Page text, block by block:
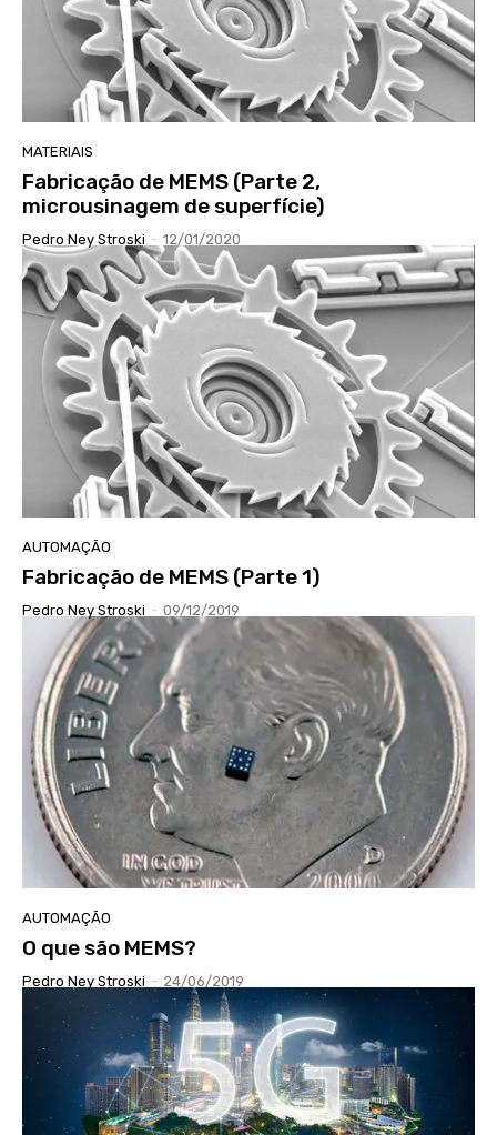
MATERIAIS
Fabricação de MEMS (Parte 2,
microusinagem de superfície)
Pedro Ney Stroski - 12/01/2020
AUTOMAÇÃO
Fabricação de MEMS (Parte 1)
Pedro Ney Stroski - 09/12/2019
AUTOMAÇÃO
O que são MEMS?
Pedro Ney Stroski - 24/06/2019